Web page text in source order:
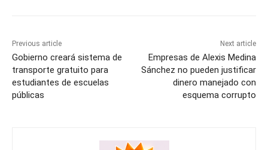
Previous article
Gobierno creará sistema de
transporte gratuito para
estudiantes de escuelas
públicas
Next article
Empresas de Alexis Medina
Sánchez no pueden justificar
dinero manejado con
esquema corrupto